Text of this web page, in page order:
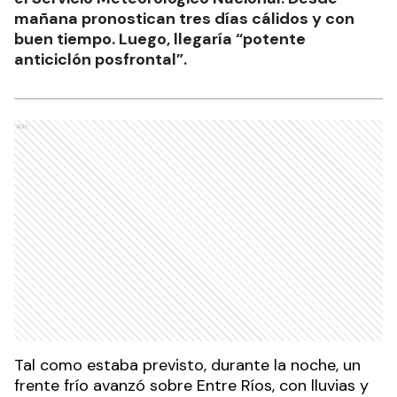
mañana pronostican tres días cálidos y con
buen tiempo. Luego, llegaría “potente
anticiclón posfrontal”.
Ads
Tal como estaba previsto, durante la noche, un
frente frío avanzó sobre Entre Ríos, con lluvias y